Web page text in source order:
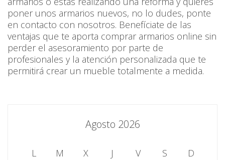
poner unos armarios nuevos, no lo dudes, ponte
en contacto con nosotros. Benefíciate de las
ventajas que te aporta comprar armarios online sin
perder el asesoramiento por parte de
profesionales y la atención personalizada que te
permitirá crear un mueble totalmente a medida.
Agosto 2026
L M X J V S
D